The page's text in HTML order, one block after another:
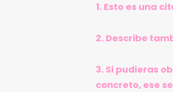
1. Esto es una
2. Describe
3. Si pudieras
concreto, ese